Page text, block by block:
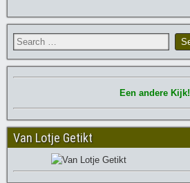
Een andere Kijk!
Van Lotje Getikt